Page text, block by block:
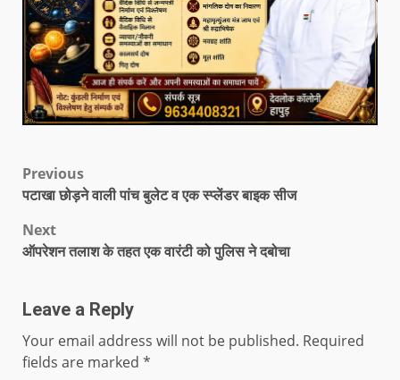
Previous
पटाखा छोड़ने वाली पांच बुलेट व एक स्प्लेंडर बाइक सीज
Next
ऑपरेशन तलाश के तहत एक वारंटी को पुलिस ने दबोचा
Leave a Reply
Your email address will not be published. Required
fields are marked *